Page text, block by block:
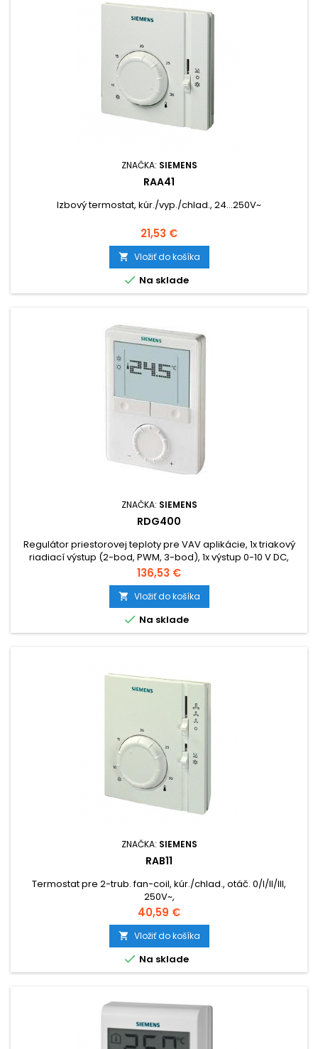
ZNAČKA: SIEMENS
RAA41
Izbový termostat, kúr./vyp./chlad., 24...250V~
Cena
21,53 €
 Vložiť do košíka
 Na sklade
ZNAČKA: SIEMENS
RDG400
Regulátor priestorovej teploty pre VAV aplikácie, 1x triakový
riadiací výstup (2-bod, PWM, 3-bod), 1x výstup 0-10 V DC,
napájanie 24 V AC
Cena
136,53 €
 Vložiť do košíka
 Na sklade
ZNAČKA: SIEMENS
RAB11
Termostat pre 2-trub. fan-coil, kúr./chlad., otáč. 0/I/II/III,
250V~,
Cena
40,59 €
 Vložiť do košíka
 Na sklade